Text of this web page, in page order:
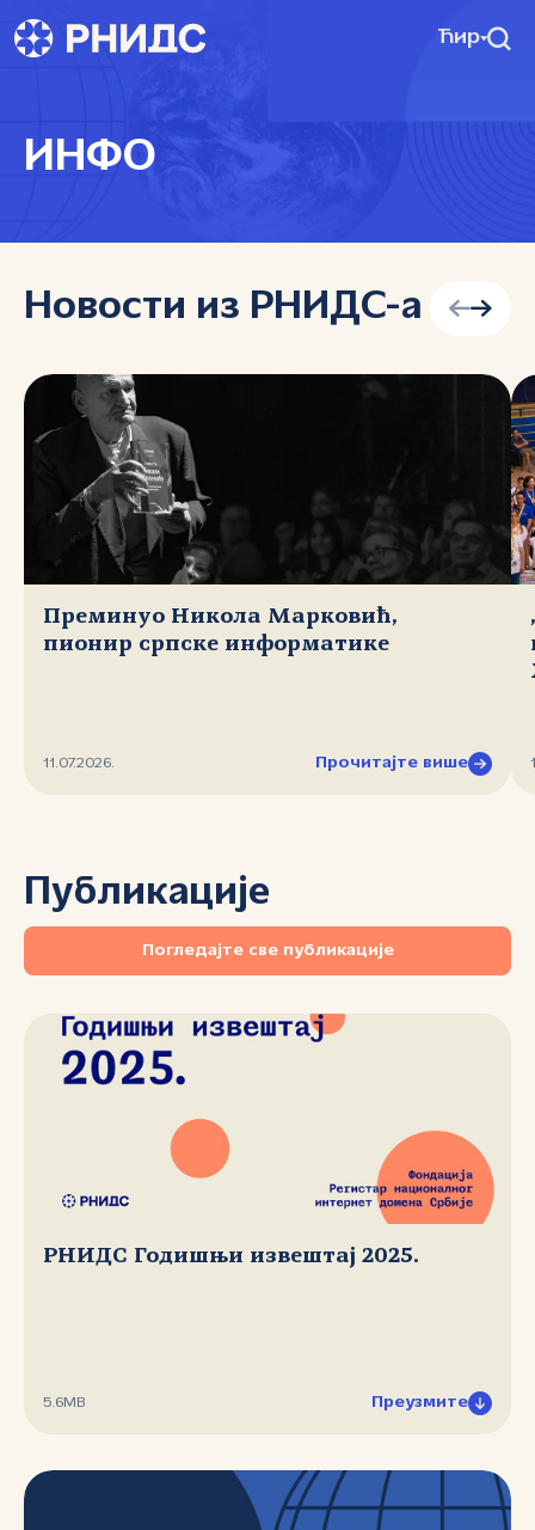
Ћир
ИНФО
Новости из РНИДС-а
Преминуо Никола Марковић,
пионир српске информатике
11.07.2026. Прочитајте више
Публикације
Погледајте све публикације
РНИДС Годишњи извештај 2025.
5.6MB Преузмите